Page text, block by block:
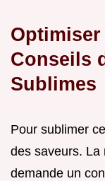
Optimiser
Conseils
Sublimes
Pour sublimer
des saveurs.
demande un